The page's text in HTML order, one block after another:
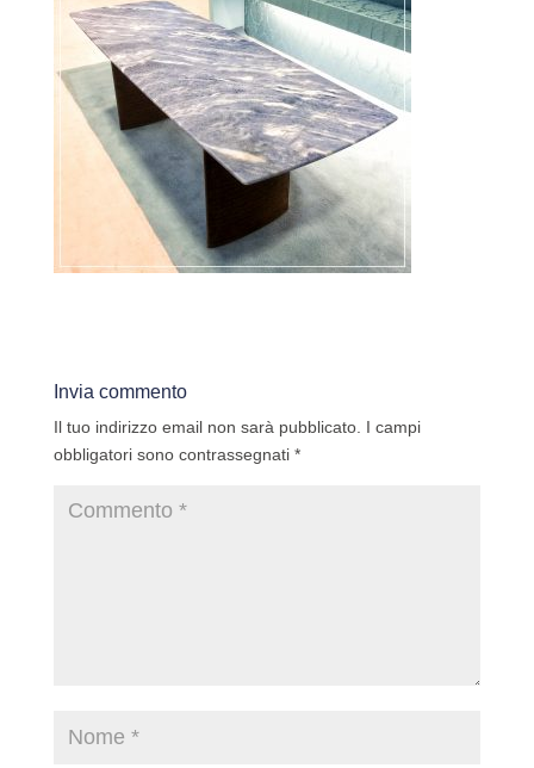
Invia commento
Il tuo indirizzo email non sarà pubblicato. I campi
obbligatori sono contrassegnati *